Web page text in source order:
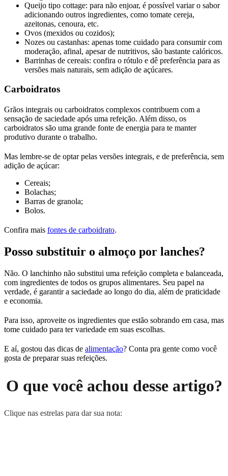
Queijo tipo cottage: para não enjoar, é possível variar o sabor
adicionando outros ingredientes, como tomate cereja,
azeitonas, cenoura, etc.
Ovos (mexidos ou cozidos);
Nozes ou castanhas: apenas tome cuidado para consumir com
moderação, afinal, apesar de nutritivos, são bastante calóricos.
Barrinhas de cereais: confira o rótulo e dê preferência para as
versões mais naturais, sem adição de açúcares.
Carboidratos
Grãos integrais ou carboidratos complexos contribuem com a
sensação de saciedade após uma refeição. Além disso, os
carboidratos são uma grande fonte de energia para te manter
produtivo durante o trabalho.
Mas lembre-se de optar pelas versões integrais, e de preferência, sem
adição de açúcar:
Cereais;
Bolachas;
Barras de granola;
Bolos.
Confira mais fontes de carboidrato.
Posso substituir o almoço por lanches?
Não. O lanchinho não substitui uma refeição completa e balanceada,
com ingredientes de todos os grupos alimentares. Seu papel na
verdade, é garantir a saciedade ao longo do dia, além de praticidade
e economia.
Para isso, aproveite os ingredientes que estão sobrando em casa, mas
tome cuidado para ter variedade em suas escolhas.
E aí, gostou das dicas de alimentação? Conta pra gente como você
gosta de preparar suas refeições.
O que você achou desse artigo?
Clique nas estrelas para dar sua nota: